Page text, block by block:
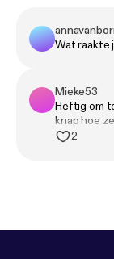
zoektocht
geheime
relatie
met de
was in haar
Geproduceerd
Wat raakte
Mieke53
Heftig om
knap hoe
2